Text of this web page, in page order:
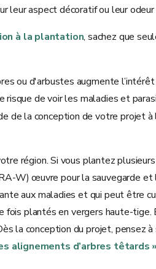
leur aspect décoratif ou leur
à la plantation, sachez que
ou d'arbustes augmente
de voir les maladies et
de la conception de votre projet à
région. Si vous plantez
W) œuvre pour la sauvegarde
aux maladies et qui peut être
fois plantés en vergers haute-
la conception du projet, pensez
alignements d’arbres têtards »